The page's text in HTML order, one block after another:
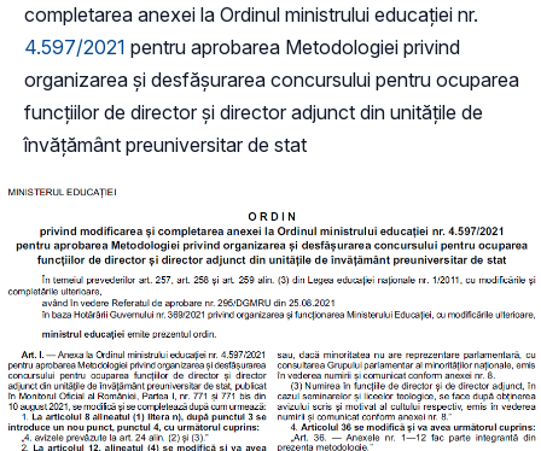
completarea anexei la Ordinul ministrului educației nr.
4.597/2021 pentru aprobarea Metodologiei privind
organizarea și desfășurarea concursului pentru ocuparea
funcțiilor de director și director adjunct din unitățile de
învățământ preuniversitar de stat